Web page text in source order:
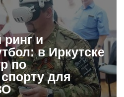
и
в Иркутске
по
для